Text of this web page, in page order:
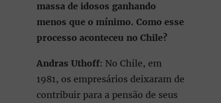
massa de idosos ganhando
menos que o mínimo. Como esse
processo aconteceu no Chile?
Andras Uthoff: No Chile, em
1981, os empresários deixaram de
contribuir para a pensão de seus